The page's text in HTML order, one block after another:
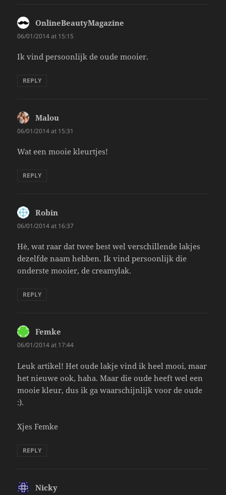
OnlineBeautyMagazine
06/01/2014 at 15:15
Ik vind persoonlijk de oude mooier.
REPLY
Malou
06/01/2014 at 15:31
Wat een mooie kleurtjes!
REPLY
Robin
06/01/2014 at 16:37
Hè, wat raar dat twee best wel verschillende lakjes
dezelfde naam hebben. Ik vind persoonlijk die
onderste mooier, de creamylak.
REPLY
Femke
06/01/2014 at 17:44
Leuk artikel! Het oude lakje vind ik heel mooi, maar
het nieuwe ook, haha. Maar die oude heeft wel een
mooie kleur, dus ik ga waarschijnlijk voor de oude
:).
Xjes Femke
REPLY
Nicky